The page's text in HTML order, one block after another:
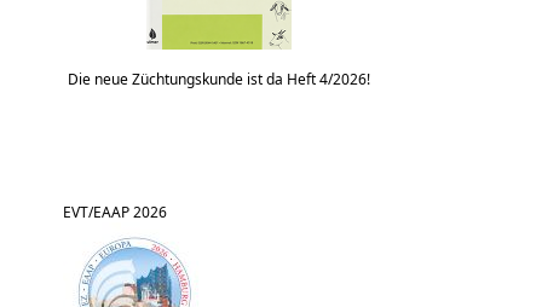
Die neue Züchtungskunde ist da Heft 4/2026!
EVT/EAAP 2026